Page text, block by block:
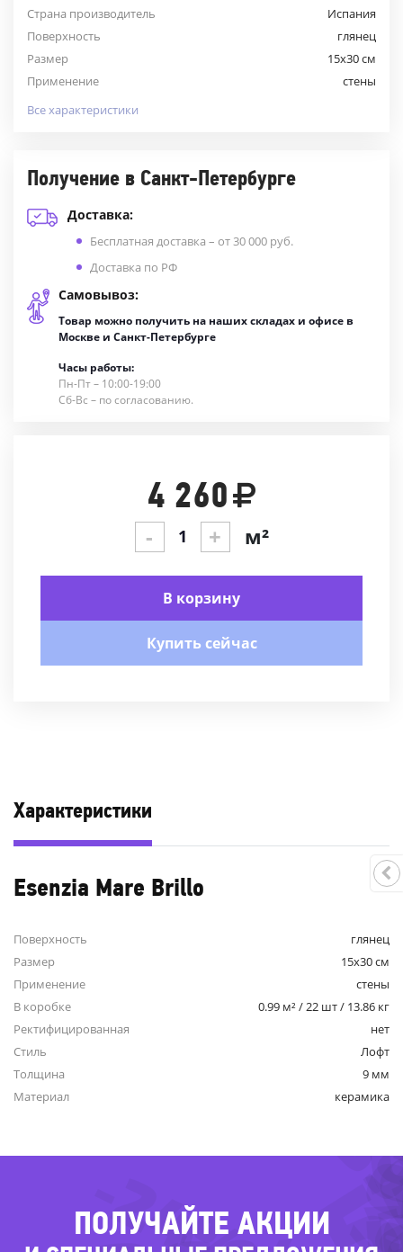
Страна производитель
Испания
Поверхность
глянец
Размер
15x30 см
Применение
стены
Все характеристики
Получение в Санкт-Петербурге
Доставка:
Бесплатная доставка – от 30 000 руб.
Доставка по РФ
Самовывоз:
Товар можно получить на наших складах и офисе в
Москве и Санкт-Петербурге
Часы работы:
Пн-Пт – 10:00-19:00
Сб-Вс – по согласованию.
4 260
- + м²
В корзину
Купить сейчас
Характеристики
Esenzia Mare Brillo
Поверхность
глянец
Размер
15x30 см
Применение
стены
В коробке
0.99 м² / 22 шт / 13.86 кг
Ректифицированная
нет
Стиль
Лофт
Толщина
9 мм
Материал
керамика
ПОЛУЧАЙТЕ АКЦИИ-
--
-24% -